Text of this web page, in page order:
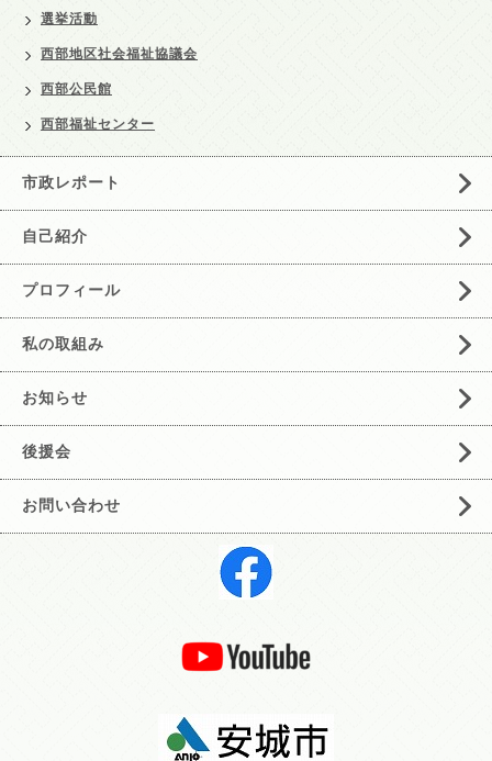
選挙活動
西部地区社会福祉協議会
西部公民館
西部福祉センター
市政レポート
自己紹介
プロフィール
私の取組み
お知らせ
後援会
お問い合わせ